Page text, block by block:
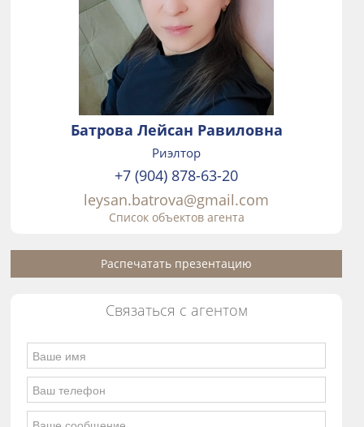
Батрова Лейсан Равиловна
Риэлтор
+7 (904) 878-63-20
leysan.batrova@gmail.com
Список объектов агента
Распечатать презентацию
Связаться с агентом